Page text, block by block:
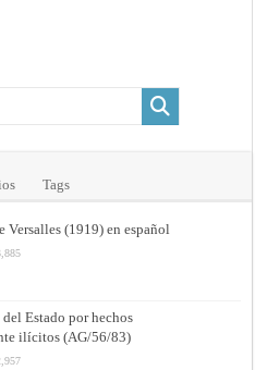
Tags
Versalles (1919) en español
Estado por hechos
ilícitos (AG/56/83)